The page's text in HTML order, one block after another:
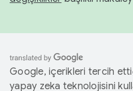
Google, içerikleri tercih
yapay zeka teknolojisini